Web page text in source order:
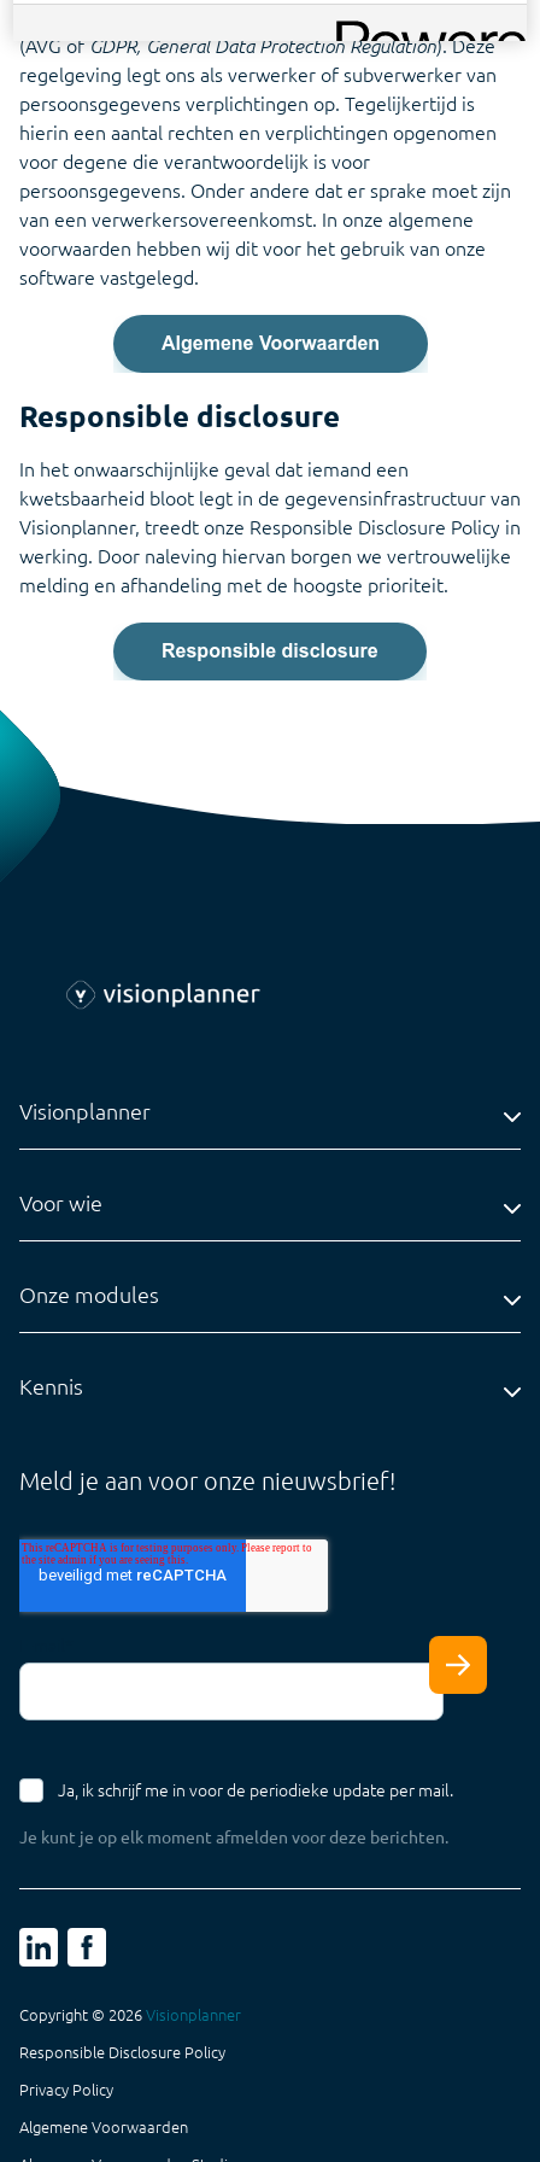
Zie in één oogopslag welk tarief voor jouw kantoor
Infine
On-premise software voor samenstellen van
jaarrekeningen
Maak een afspraak
onder de Algemene Verordening Gegevensbescherming
(AVG of GDPR, General Data Protection Regulation). Deze
regelgeving legt ons als verwerker of subverwerker van
persoonsgegevens verplichtingen op. Tegelijkertijd is
hierin een aantal rechten en verplichtingen opgenomen
voor degene die verantwoordelijk is voor
persoonsgegevens. Onder andere dat er sprake moet zijn
van een verwerkersovereenkomst. In onze algemene
voorwaarden hebben wij dit voor het gebruik van onze
software vastgelegd.
Responsible disclosure
In het onwaarschijnlijke geval dat iemand een
kwetsbaarheid bloot legt in de gegevensinfrastructuur van
Visionplanner, treedt onze Responsible Disclosure Policy in
werking. Door naleving hiervan borgen we vertrouwelijke
melding en afhandeling met de hoogste prioriteit.
Meld je aan voor onze nieuwsbrief!
Ja, ik schrijf me in voor de periodieke update per mail.
Je kunt je op elk moment afmelden voor deze berichten.
Visionplanner
Contact
info@visionplanner.com
Voor wie
Accountantskantoren
Administratiekantoren
Ondernemingen
Onze modules
Compilation
Insights
Core
Kennis
Whitepapers
Support Offline
Copyright © 2026Visionplanner
Responsible Disclosure Policy
Privacy Policy
Algemene Voorwaarden